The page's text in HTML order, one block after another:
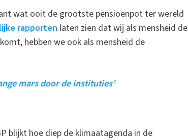
wat ooit de grootste pensioenpot ter wereld
rapporten laten zien dat wij als mensheid de
hebben we ook als mensheid de
mars door de instituties’
blijkt hoe diep de klimaatagenda in de